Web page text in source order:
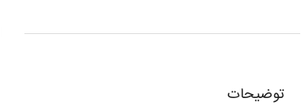
توضیحات